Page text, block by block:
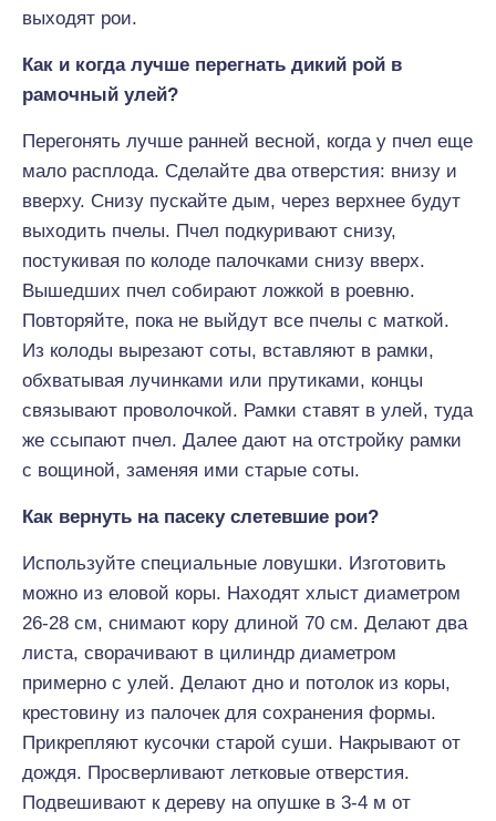
выходят рои.
Как и когда лучше перегнать дикий рой в
рамочный улей?
Перегонять лучше ранней весной, когда у пчел еще
мало расплода. Сделайте два отверстия: внизу и
вверху. Снизу пускайте дым, через верхнее будут
выходить пчелы. Пчел подкуривают снизу,
постукивая по колоде палочками снизу вверх.
Вышедших пчел собирают ложкой в роевню.
Повторяйте, пока не выйдут все пчелы с маткой.
Из колоды вырезают соты, вставляют в рамки,
обхватывая лучинками или прутиками, концы
связывают проволочкой. Рамки ставят в улей, туда
же ссыпают пчел. Далее дают на отстройку рамки
с вощиной, заменяя ими старые соты.
Как вернуть на пасеку слетевшие рои?
Используйте специальные ловушки. Изготовить
можно из еловой коры. Находят хлыст диаметром
26-28 см, снимают кору длиной 70 см. Делают два
листа, сворачивают в цилиндр диаметром
примерно с улей. Делают дно и потолок из коры,
крестовину из палочек для сохранения формы.
Прикрепляют кусочки старой суши. Накрывают от
дождя. Просверливают летковые отверстия.
Подвешивают к дереву на опушке в 3-4 м от